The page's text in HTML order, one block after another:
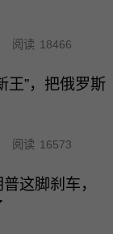
阅读 18466
王”，把俄罗斯
阅读 16573
这脚刹车，